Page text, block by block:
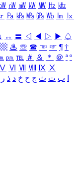
㎻ ㎽ ㎾ ㎿ ㎐ ㎑
㎩ ㎪ ㎫ ㎬ ㏝ ㏐
㏓
↓ ↔ 〓 ◁ ◀ ▷ ▶ ♤
▩ ♨ ☏ ☎ ☜ ☞ ¶ †
㏘ ℡ ＃ ＆ ＊ ＠ ª º
Ⅴ Ⅵ Ⅶ Ⅷ Ⅸ Ⅹ
ب ت ث ج ح خ د ذ ر